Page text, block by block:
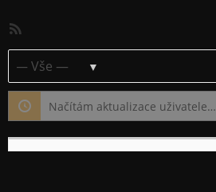
Ukázat:
Načítám aktualizace uživatele…